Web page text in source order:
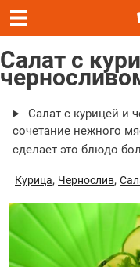
Салат с
Салат с курицей и
сочетание нежного
сделает это блюдо
Курица, Чернослив,